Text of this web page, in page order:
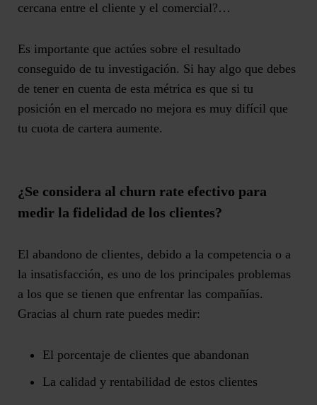
cercana entre el cliente y el comercial?…
Es importante que actúes sobre el resultado
conseguido de tu investigación. Si hay algo que debes
de tener en cuenta de esta métrica es que si tu
posición en el mercado no mejora es muy difícil que
tu cuota de cartera aumente.
¿Se considera al churn rate efectivo para
medir la fidelidad de los clientes?
El abandono de clientes, debido a la competencia o a
la insatisfacción, es uno de los principales problemas
a los que se tienen que enfrentar las compañías.
Gracias al churn rate puedes medir:
El porcentaje de clientes que abandonan
La calidad y rentabilidad de estos clientes